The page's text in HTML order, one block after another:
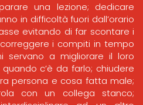
una lezione; dedicare
in difficoltà fuori dall’orario
evitando di far scontare i
i compiti in tempo
servano a migliorare il loro
c’è da farlo; chiudere
persona e cosa fatta male;
con un collega stanco;